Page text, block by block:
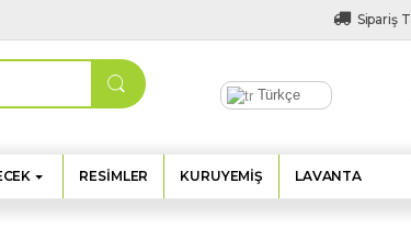
Sipariş
Türkçe
RESIMLER KURUYEMIŞ LAVANTA